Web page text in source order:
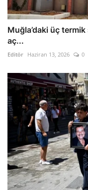
Muğla’daki üç
aç...
Editör Haziran 13, 2026 0